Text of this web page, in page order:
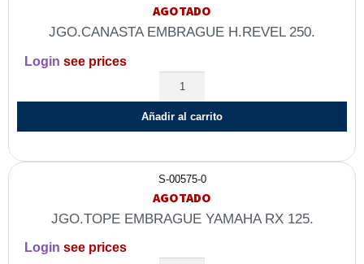
AGOTADO
JGO.CANASTA EMBRAGUE H.REVEL 250.
Login see prices
Añadir al carrito
S-00575-0
AGOTADO
JGO.TOPE EMBRAGUE YAMAHA RX 125.
Login see prices